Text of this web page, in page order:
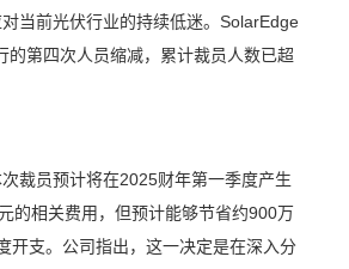
当前光伏行业的持续低迷。SolarEdge
的第四次人员缩减，累计裁员人数已超
裁员预计将在2025财年第一季度产生
的相关费用，但预计能够节省约900万
开支。公司指出，这一决定是在深入分